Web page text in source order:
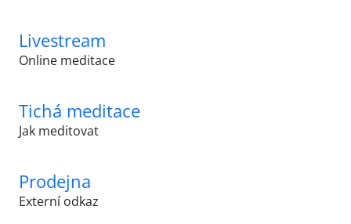
Livestream
Online meditace
Tichá meditace
Jak meditovat
Prodejna
Externí odkaz